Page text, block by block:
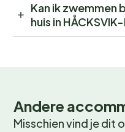
Kan ik zwemmen
huis in
Andere
Misschien vind je dit